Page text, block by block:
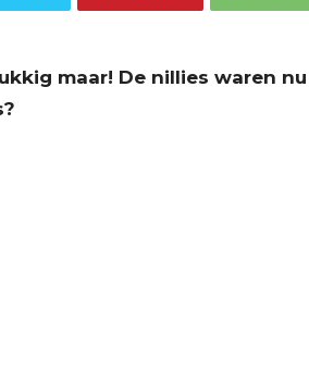
maar! De nillies waren